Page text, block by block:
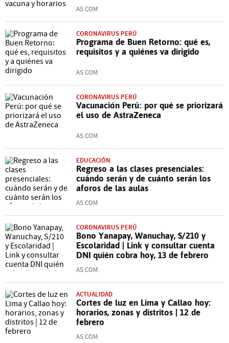
AS.COM
CORONAVIRUS PERÚ
Programa de Buen Retorno: qué es,
requisitos y a quiénes va dirigido
AS.COM
CORONAVIRUS PERÚ
Vacunación Perú: por qué se priorizará
el uso de AstraZeneca
AS.COM
EDUCACIÓN
Regreso a las clases presenciales:
cuándo serán y de cuánto serán los
aforos de las aulas
AS.COM
CORONAVIRUS PERÚ
Bono Yanapay, Wanuchay, S/210 y
Escolaridad | Link y consultar cuenta
DNI quién cobra hoy, 13 de febrero
AS.COM
ACTUALIDAD
Cortes de luz en Lima y Callao hoy:
horarios, zonas y distritos | 12 de
febrero
AS.COM